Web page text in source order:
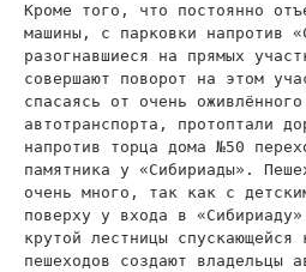
Кроме того, что постоянно
машины, с парковки напротив
разогнавшиеся на прямых
совершают поворот на этом
спасаясь от очень
автотранспорта, протоптали
напротив торца дома №50
памятника у «Сибириады».
очень много, так как с
поверху у входа в
крутой лестницы
пешеходов создают владельцы